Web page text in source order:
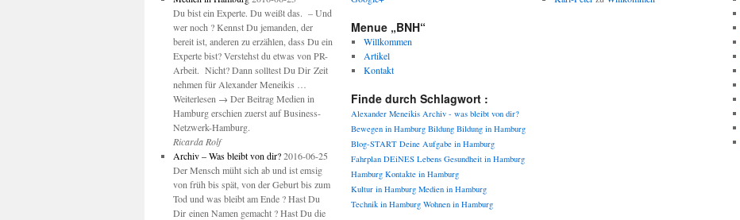
Du bist ein Experte. Du weißt das. – Und
wer noch ? Kennst Du jemanden, der
bereit ist, anderen zu erzählen, dass Du ein
Experte bist? Verstehst du etwas von PR-
Arbeit. Nicht? Dann solltest Du Dir Zeit
nehmen für Alexander Meneikis …
Weiterlesen → Der Beitrag Medien in
Hamburg erschien zuerst auf Business-
Netzwerk-Hamburg.
Ricarda Rolf
Archiv – Was bleibt von dir? 2016-06-25
Der Mensch müht sich ab und ist emsig
von früh bis spät, von der Geburt bis zum
Tod und was bleibt am Ende ? Hast Du
Dir einen Namen gemacht ? Hast Du die
Menue „BNH“
Willkommen
Artikel
Kontakt
Finde durch Schlagwort :
Alexander Meneikis Archiv - was bleibt von dir?
Bewegen in Hamburg Bildung Bildung in Hamburg
Blog-START Deine Aufgabe in Hamburg
Fahrplan DEiNES Lebens Gesundheit in Hamburg
Hamburg Kontakte in Hamburg
Kultur in Hamburg Medien in Hamburg
Technik in Hamburg Wohnen in Hamburg